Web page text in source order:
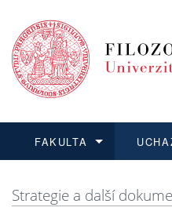
FAKULTA
Strategie a další